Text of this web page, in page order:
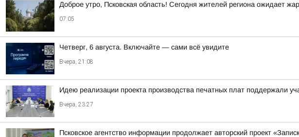
Доброе утро, Псковская область! Сегодня жителей региона ожидает
07:05
Четверг, 6 августа. Включайте — сами всё увидите
Вчера, 21:08
Идею реализации проекта производства печатных плат поддержали
Вчера, 23:27
Псковское агентство информации продолжает авторский проект